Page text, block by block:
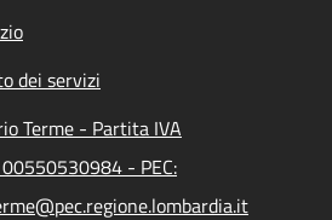
dei servizi
Terme - Partita IVA
- PEC: